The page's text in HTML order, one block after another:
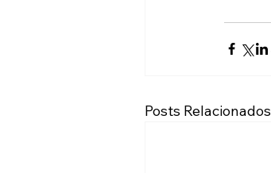
Posts Relacionados